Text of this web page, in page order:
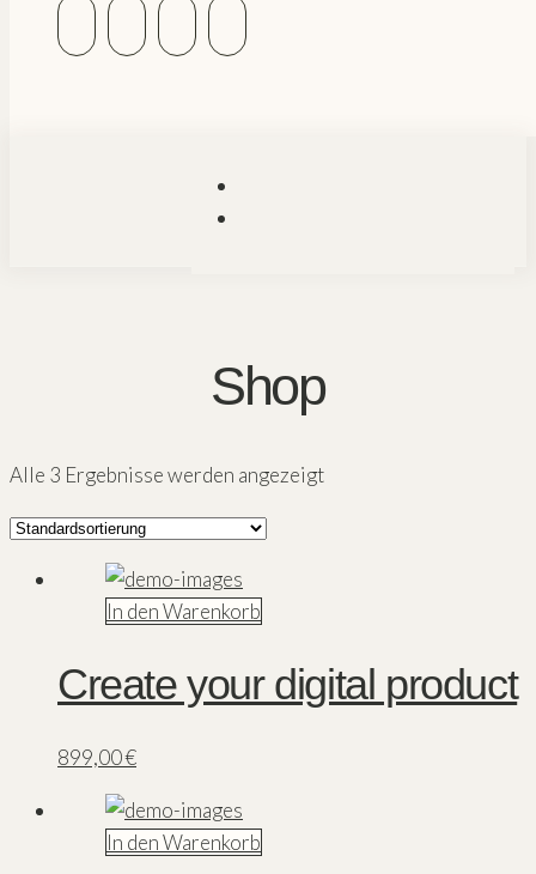
Shop
Alle 3 Ergebnisse werden angezeigt
In den Warenkorb
Create your digital product
899,00€
In den Warenkorb